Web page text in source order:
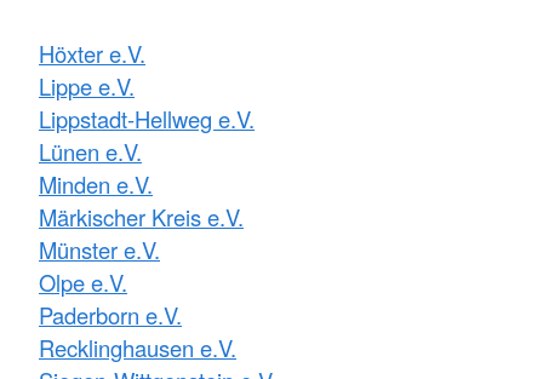
Höxter e.V.
Lippe e.V.
Lippstadt-Hellweg e.V.
Lünen e.V.
Minden e.V.
Märkischer Kreis e.V.
Münster e.V.
Olpe e.V.
Paderborn e.V.
Recklinghausen e.V.